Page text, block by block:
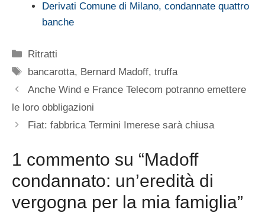
Derivati Comune di Milano, condannate quattro
banche
Categorie
Ritratti
Tag
bancarotta, Bernard Madoff,truffa
Anche Wind e France Telecom potranno emettere
le loro obbligazioni
Fiat: fabbrica Termini Imerese sarà chiusa
1 commento su “Madoff
condannato: un’eredità di
vergogna per la mia famiglia”